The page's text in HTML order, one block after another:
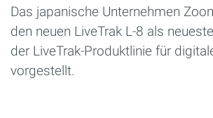
Das japanische Unternehmen
den neuen LiveTrak L-8 als
der LiveTrak-Produktlinie für
vorgestellt.